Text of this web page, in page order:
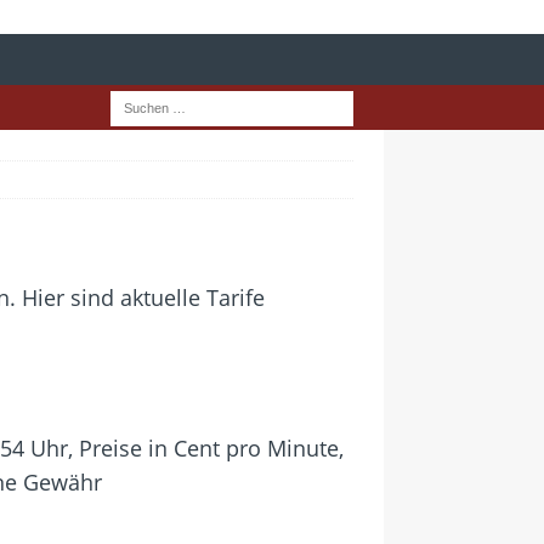
Hier sind aktuelle Tarife
Uhr, Preise in Cent pro Minute,
Gewähr